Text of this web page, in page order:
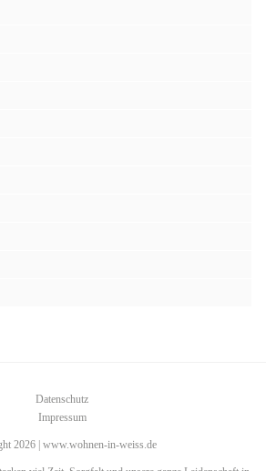
Datenschutz
Impressum
2026 | www.wohnen-in-weiss.de